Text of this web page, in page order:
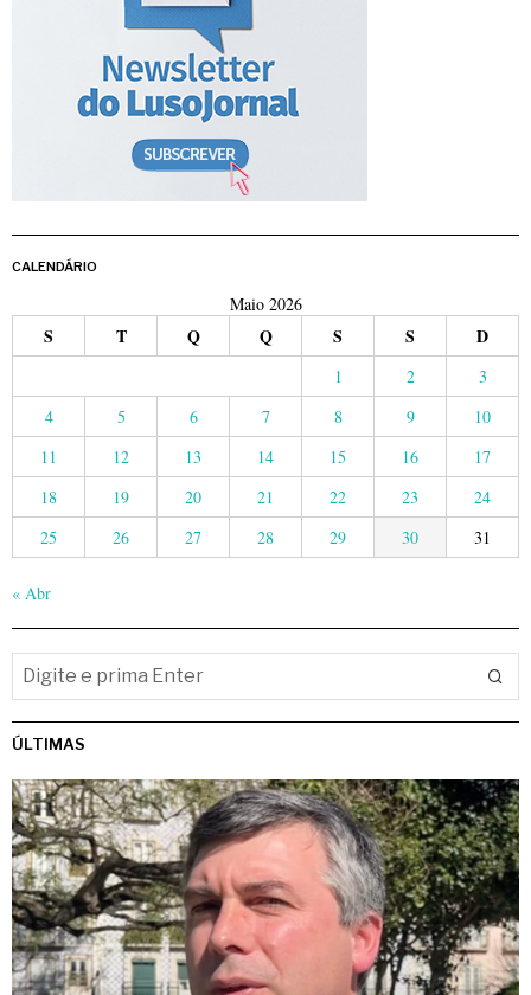
CALENDÁRIO
Maio 2026
S T Q Q S S D
1 2
3
4
5 6 7 8 9
10
11
12 13 14 15 16
17
18
19 20 21 22 23
24
25
26 27 28 29 30 31
« Abr
ÚLTIMAS